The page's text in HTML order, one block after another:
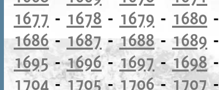
1677 - 1678 - 1679 - 1680
1686 - 1687 -1688- 1689
1695-1696-1697-1698
1704-1705-1706-1707